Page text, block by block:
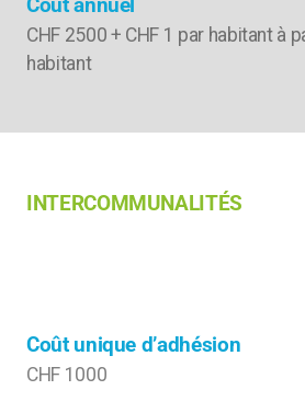
CHF 2500 + CHF 1 par habitant à
habitant
INTERCOMMUNALITÉS
Coût unique d’adhésion
CHF 1000